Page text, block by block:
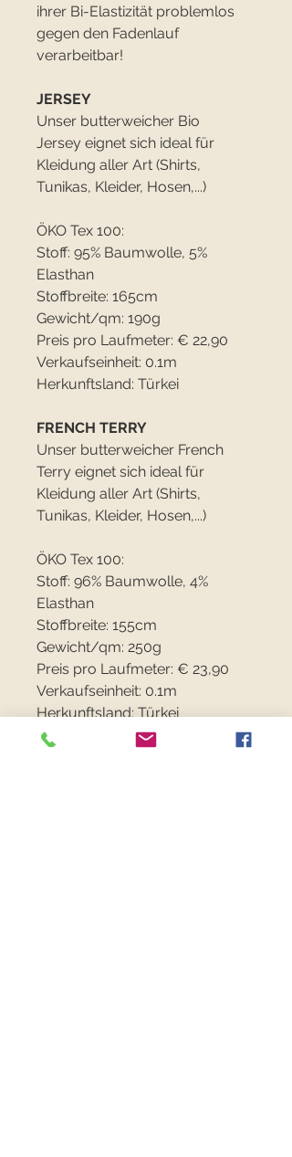
ihrer Bi-Elastizität problemlos
gegen den Fadenlauf
verarbeitbar!
JERSEY
Unser butterweicher Bio
Jersey eignet sich ideal für
Kleidung aller Art (Shirts,
Tunikas, Kleider, Hosen,...)
ÖKO Tex 100:
Stoff: 95% Baumwolle, 5%
Elasthan
Stoffbreite: 165cm
Gewicht/qm: 190g
Preis pro Laufmeter: € 22,90
Verkaufseinheit: 0.1m
Herkunftsland: Türkei
FRENCH TERRY
Unser butterweicher French
Terry eignet sich ideal für
Kleidung aller Art (Shirts,
Tunikas, Kleider, Hosen,...)
ÖKO Tex 100:
Stoff: 96% Baumwolle, 4%
Elasthan
Stoffbreite: 155cm
Gewicht/qm: 250g
Preis pro Laufmeter: € 23,90
Verkaufseinheit: 0.1m
Herkunftsland: Türkei